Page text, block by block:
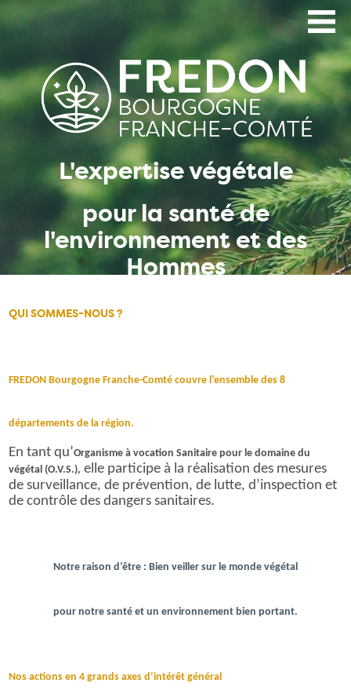
L'expertise végétale
pour la santé de
l'environnement et des
Hommes
QUI SOMMES-NOUS ?
FREDON Bourgogne Franche-Comté couvre l’ensemble des 8
départements de la région.
En tant qu’Organisme à vocation Sanitaire pour le domaine du
végétal (O.V.S.), elle participe à la réalisation des mesures
de surveillance, de prévention, de lutte, d’inspection et
de contrôle des dangers sanitaires.
Notre raison d’être : Bien veiller sur le monde végétal
pour notre santé et un environnement bien portant.
Nos actions en 4 grands axes d’intérêt général